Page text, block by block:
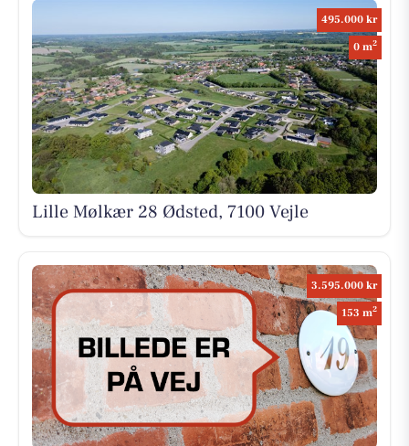
495.000 kr
0 m2
Lille Mølkær 28 Ødsted, 7100 Vejle
3.595.000 kr
153 m2